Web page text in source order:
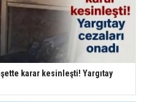
karar kesinleşti! Yargıtay